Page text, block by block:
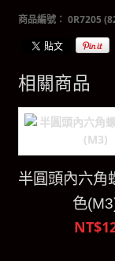
商品編號： 0R7205
相關商品
半圓頭內六角
色